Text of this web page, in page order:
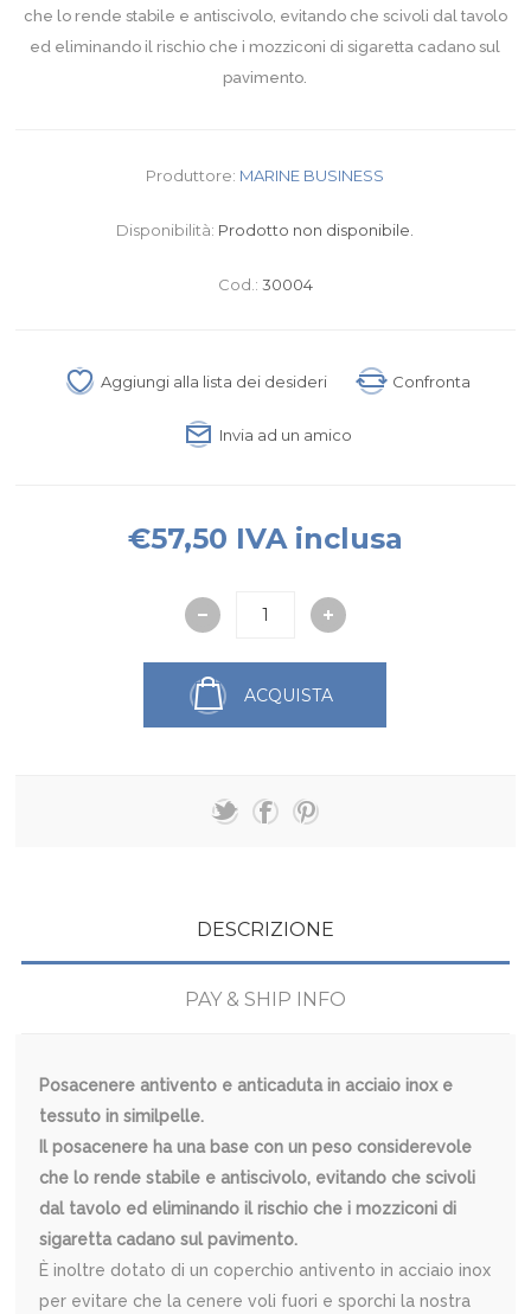
che lo rende stabile e antiscivolo, evitando che scivoli dal tavolo
ed eliminando il rischio che i mozziconi di sigaretta cadano sul
pavimento.
Produttore: MARINE BUSINESS
Disponibilità: Prodotto non disponibile.
Cod.: 30004
Aggiungi alla lista dei desideri Confronta
Invia ad un amico
€57,50 IVA inclusa
ACQUISTA
DESCRIZIONE
PAY & SHIP INFO
Posacenere antivento e anticaduta in acciaio inox e
tessuto in similpelle.
Il posacenere ha una base con un peso considerevole
che lo rende stabile e antiscivolo, evitando che scivoli
dal tavolo ed eliminando il rischio che i mozziconi di
sigaretta cadano sul pavimento.
È inoltre dotato di un coperchio antivento in acciaio inox
per evitare che la cenere voli fuori e sporchi la nostra